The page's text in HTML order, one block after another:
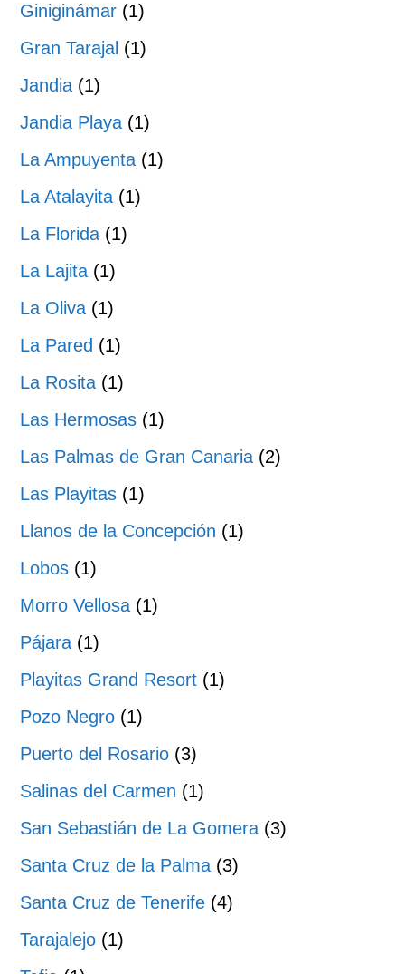
Giniginámar (1)
Gran Tarajal (1)
Jandia (1)
Jandia Playa (1)
La Ampuyenta (1)
La Atalayita (1)
La Florida (1)
La Lajita (1)
La Oliva (1)
La Pared (1)
La Rosita (1)
Las Hermosas (1)
Las Palmas de Gran Canaria (2)
Las Playitas (1)
Llanos de la Concepción (1)
Lobos (1)
Morro Vellosa (1)
Pájara (1)
Playitas Grand Resort (1)
Pozo Negro (1)
Puerto del Rosario (3)
Salinas del Carmen (1)
San Sebastián de La Gomera (3)
Santa Cruz de la Palma (3)
Santa Cruz de Tenerife (4)
Tarajalejo (1)